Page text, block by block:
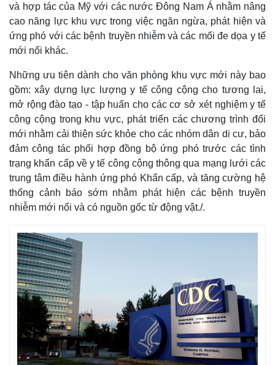
và hợp tác của Mỹ với các nước Đông Nam Á nhằm nâng
cao năng lực khu vực trong việc ngăn ngừa, phát hiện và
ứng phó với các bệnh truyền nhiễm và các mối đe dọa y tế
mới nổi khác.
Những ưu tiên dành cho văn phòng khu vực mới này bao
gồm: xây dựng lực lượng y tế công cộng cho tương lai,
mở rộng đào tạo - tập huấn cho các cơ sở xét nghiệm y tế
công cộng trong khu vực, phát triển các chương trình đổi
mới nhằm cải thiện sức khỏe cho các nhóm dân di cư, bảo
đảm công tác phối hợp đồng bộ ứng phó trước các tình
trạng khẩn cấp về y tế công cộng thông qua mạng lưới các
trung tâm điều hành ứng phó Khẩn cấp, và tăng cường hệ
thống cảnh báo sớm nhằm phát hiện các bệnh truyền
nhiễm mới nổi và có nguồn gốc từ động vật./.